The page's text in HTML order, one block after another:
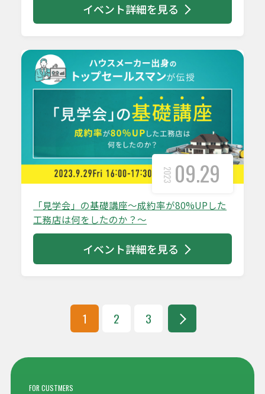
イベント詳細を見る
2023 09.29
「見学会」の基礎講座～成約率が80%UPした
工務店は何をしたのか？～
イベント詳細を見る
1 2 3
次
FOR CUSTMERS